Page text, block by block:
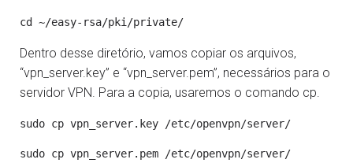
Dentro desse diretório, vamos copiar os arquivos,
“vpn_server.key” e “vpn_server.pem”, necessários para o
servidor VPN. Para a copia, usaremos o comando cp.